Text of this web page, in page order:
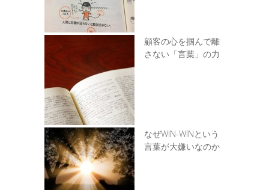
顧客の心を掴んで離
さない「言葉」の力
なぜWIN-WINという
言葉が大嫌いなのか